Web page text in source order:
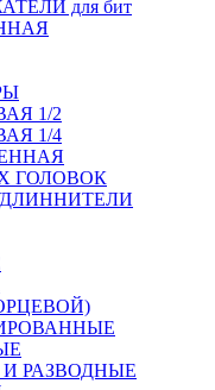
для бит
1/2
1/4
ГОЛОВОК
РАЗВОДНЫЕ